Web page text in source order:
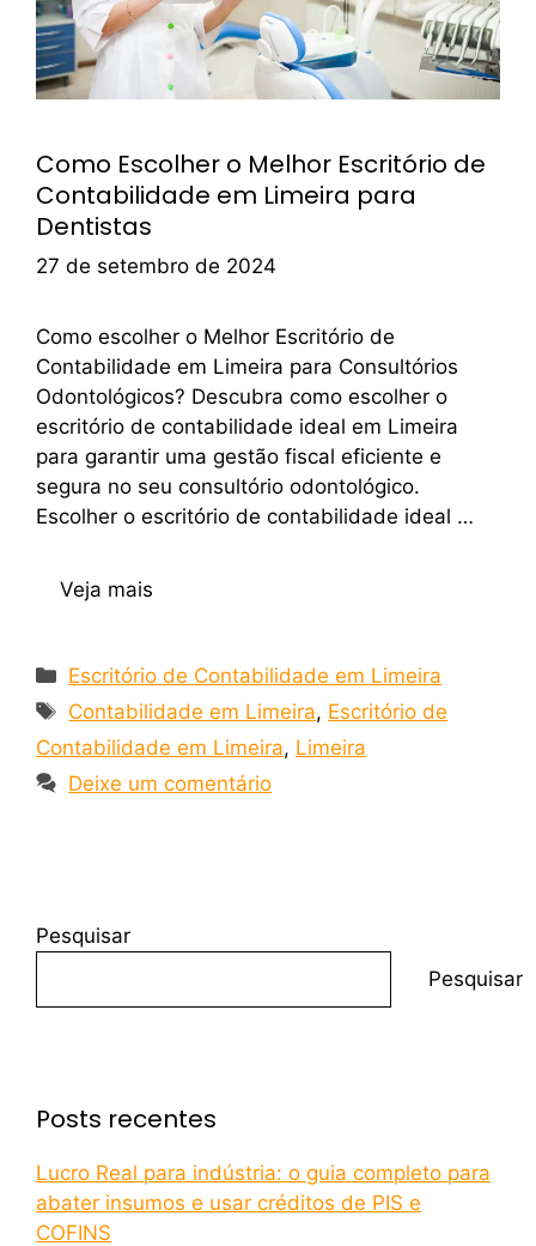
Como Escolher o Melhor Escritório de
Contabilidade em Limeira para
Dentistas
27 de setembro de 2024
Como escolher o Melhor Escritório de
Contabilidade em Limeira para Consultórios
Odontológicos? Descubra como escolher o
escritório de contabilidade ideal em Limeira
para garantir uma gestão fiscal eficiente e
segura no seu consultório odontológico.
Escolher o escritório de contabilidade ideal …
Veja mais
Escritório de Contabilidade em Limeira
Contabilidade em Limeira, Escritório de
Contabilidade em Limeira, Limeira
Deixe um comentário
Pesquisar
Pesquisar
Posts recentes
Lucro Real para indústria: o guia completo para
abater insumos e usar créditos de PIS e
COFINS